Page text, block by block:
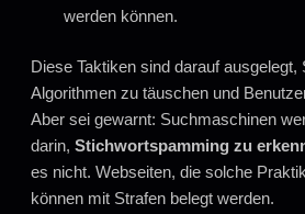
werden können.
Diese Taktiken sind darauf
Algorithmen zu täuschen und
Aber sei gewarnt: Suchmaschinen
darin, Stichwortspamming zu
es nicht. Webseiten, die solche
können mit Strafen belegt werden.